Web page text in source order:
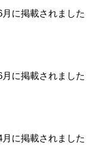
月に掲載されました
月に掲載されました
月に掲載されました